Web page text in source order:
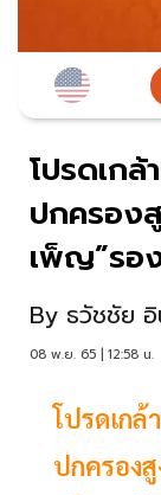
โปรดเก
ปกครอง
เพ็ญ”รอ
By ธวัชชัย
08 พ.ย. 65 | 12:58 น.
โปรดเกล้
ปกครอง